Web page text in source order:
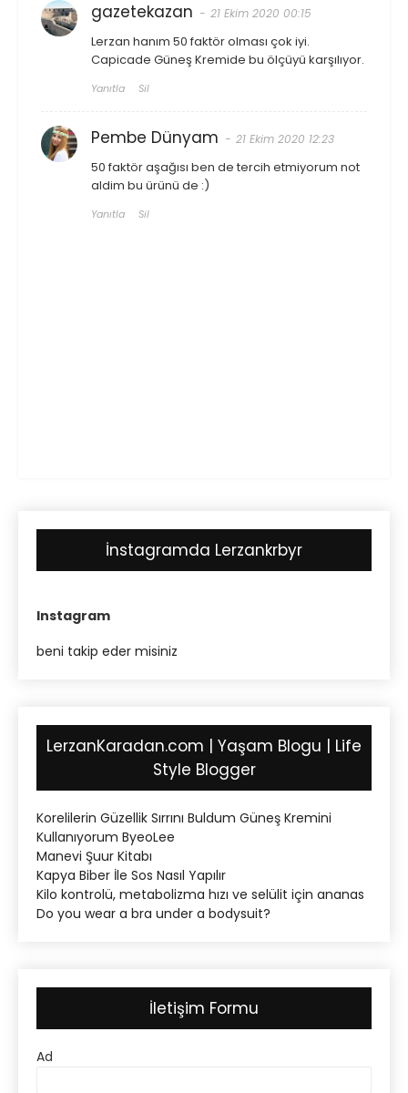
gazetekazan 21 Ekim 2020 00:15
Lerzan hanım 50 faktör olması çok iyi.
Capicade Güneş Kremide bu ölçüyü karşılıyor.
Yanıtla Sil
Pembe Dünyam 21 Ekim 2020 12:23
50 faktör aşağısı ben de tercih etmiyorum not
aldim bu ürünü de :)
Yanıtla Sil
İnstagramda Lerzankrbyr
Instagram
beni takip eder misiniz
LerzanKaradan.com | Yaşam Blogu | Life
Style Blogger
Korelilerin Güzellik Sırrını Buldum Güneş Kremini
Kullanıyorum ByeoLee
Manevi Şuur Kitabı
Kapya Biber İle Sos Nasıl Yapılır
Kilo kontrolü, metabolizma hızı ve selülit için ananas
Do you wear a bra under a bodysuit?
İletişim Formu
Ad